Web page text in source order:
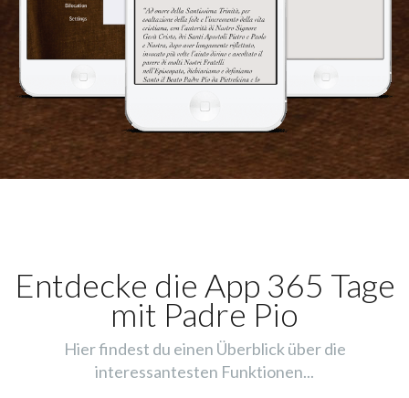
Entdecke die App 365 Tage
mit Padre Pio
Hier findest du einen Überblick über die
interessantesten Funktionen...